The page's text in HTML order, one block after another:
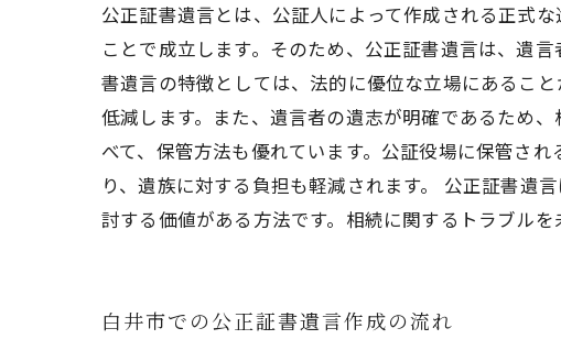
公正証書遺言とは、公証人によって作成される正式
ことで成立します。そのため、公正証書遺言は、遺
書遺言の特徴としては、法的に優位な立場にあるこ
低減します。また、遺言者の遺志が明確であるため
べて、保管方法も優れています。公証役場に保管さ
り、遺族に対する負担も軽減されます。 公正証書遺
討する価値がある方法です。相続に関するトラブル
白井市での公正証書遺言作成の流れ